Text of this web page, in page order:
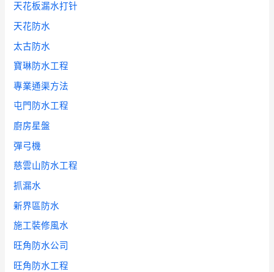
天花板漏水打针
天花防水
太古防水
寶琳防水工程
專業通渠方法
屯門防水工程
廚房星盤
彈弓機
慈雲山防水工程
抓漏水
新界區防水
施工裝修風水
旺角防水公司
旺角防水工程